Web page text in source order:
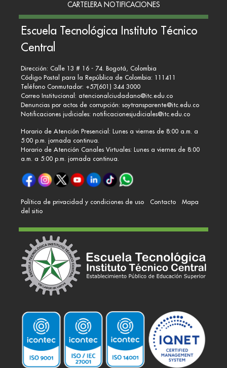
CARTELERA NOTIFICACIONES
Escuela Tecnológica Instituto Técnico
Central
Dirección: Calle 13 # 16 - 74. Bogotá, Colombia
Código Postal para la República de Colombia: 111411
Teléfono Conmutador: +57(601) 344 3000
Correo Institucional: atencionalciudadano@itc.edu.co
Denuncias por actos de corrupción: soytransparente@itc.edu.co
Notificaciones judiciales: notificacionesjudiciales@itc.edu.co
Horario de Atención Presencial: Lunes a viernes de 8:00 a.m. a
5:00 p.m. jornada continua.
Horario de Atención Canales Virtuales: Lunes a viernes de 8:00
a.m. a 5:00 p.m. jornada continua.
Política de privacidad y condiciones de uso Contacto
Mapa
del sitio